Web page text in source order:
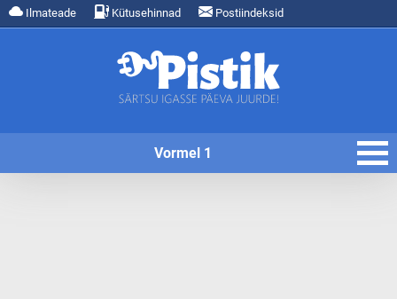
Ilmateade Kütusehinnad Postiindeksid
Vormel 1